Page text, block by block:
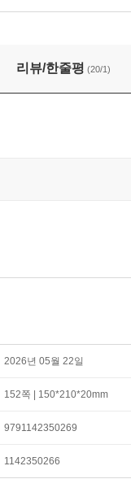
리뷰/한줄평 (20/1)
2026년 05월 22일
152쪽 | 150*210*20mm
9791142350269
1142350266